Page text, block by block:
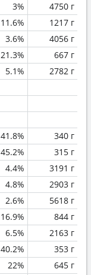
3%
4750 г
11.6%
1217 г
3.6%
4056 г
21.3%
667 г
5.1%
2782 г
41.8%
340 г
45.2%
315 г
4.4%
3191 г
4.8%
2903 г
2.6%
5618 г
16.9%
844 г
6.5%
2163 г
40.2%
353 г
22%
645 г